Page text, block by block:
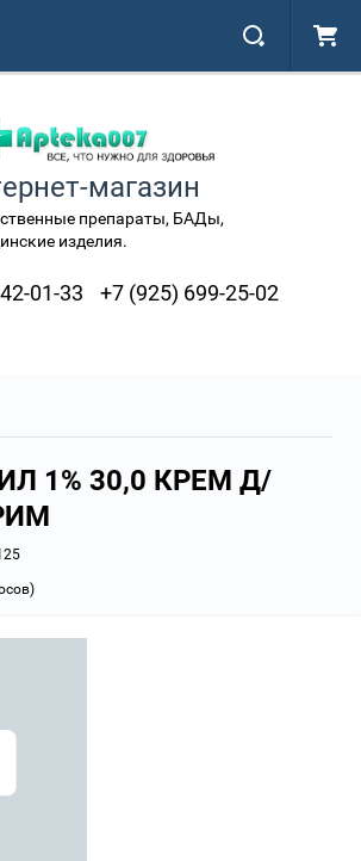
магазин
препараты, БАДы,
изделия.
01-33 +7 (925) 699-25-02
1% 30,0 КРЕМ Д/